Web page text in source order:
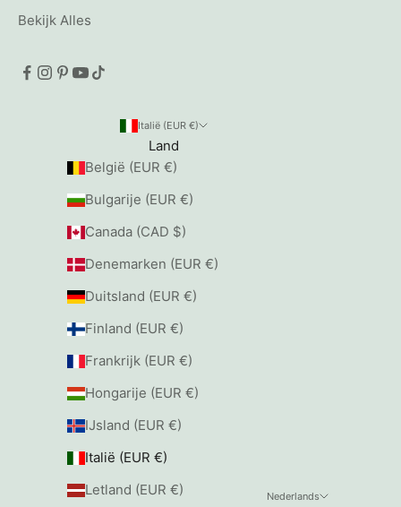
Bekijk Alles
Italië (EUR €)
Land
België (EUR €)
Bulgarije (EUR €)
Canada (CAD $)
Denemarken (EUR €)
Duitsland (EUR €)
Finland (EUR €)
Frankrijk (EUR €)
Hongarije (EUR €)
IJsland (EUR €)
Italië (EUR €)
Letland (EUR €)
Nederlands